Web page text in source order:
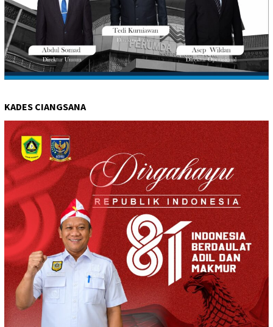
KADES CIANGSANA